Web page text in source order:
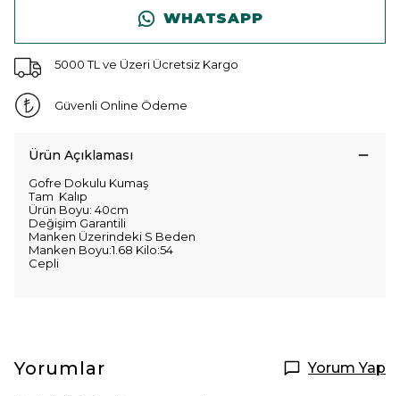
WHATSAPP
5000 TL ve Üzeri Ücretsiz Kargo
Güvenli Online Ödeme
Ürün Açıklaması
Gofre Dokulu Kumaş
Tam Kalıp
Ürün Boyu: 40cm
Değişim Garantili
Manken Üzerindeki S Beden
Manken Boyu:1.68 Kilo:54
Cepli
Yorumlar Yorum Yap